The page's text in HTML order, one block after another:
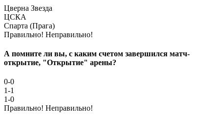
Цверна Звезда
ЦСКА
Спарта (Прага)
Правильно! Неправильно!
А помните ли вы, с каким счетом завершился матч-
открытие, "Открытие" арены?
0-0
1-1
1-0
Правильно! Неправильно!